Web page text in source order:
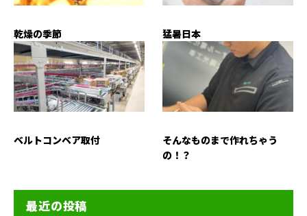
乾燥の季節 猛暑日本
ベルトコンベア取付
そんなものまで作れちゃう
の！？
最近の投稿